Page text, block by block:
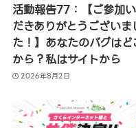
活動報告77：【ご参加
だきありがとうございま
た！】あなたのバグはど
から？私はサイトから
2026年8月2日